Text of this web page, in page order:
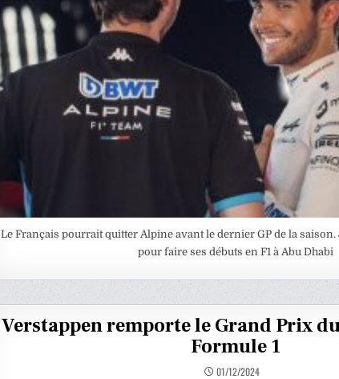
Le Français pourrait quitter Alpine avant le dernier GP de la
pour faire ses débuts en F1 à Abu Dhabi
Verstappen remporte le Grand Prix
Formule 1
01/12/2024